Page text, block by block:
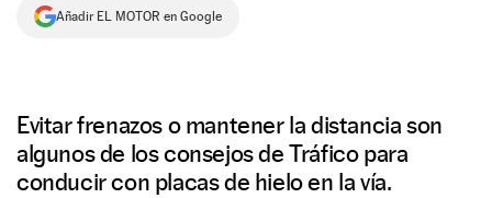
Añadir EL MOTOR en Google
Evitar frenazos o mantener la distancia son
algunos de los consejos de Tráfico para
conducir con placas de hielo en la vía.